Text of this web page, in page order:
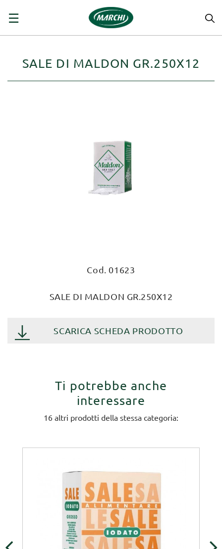
navigazione
☰
SALE DI MALDON GR.250X12
Cod. 01623
SALE DI MALDON GR.250X12
SCARICA SCHEDA PRODOTTO
Ti potrebbe anche
interessare
16 altri prodotti della stessa categoria: